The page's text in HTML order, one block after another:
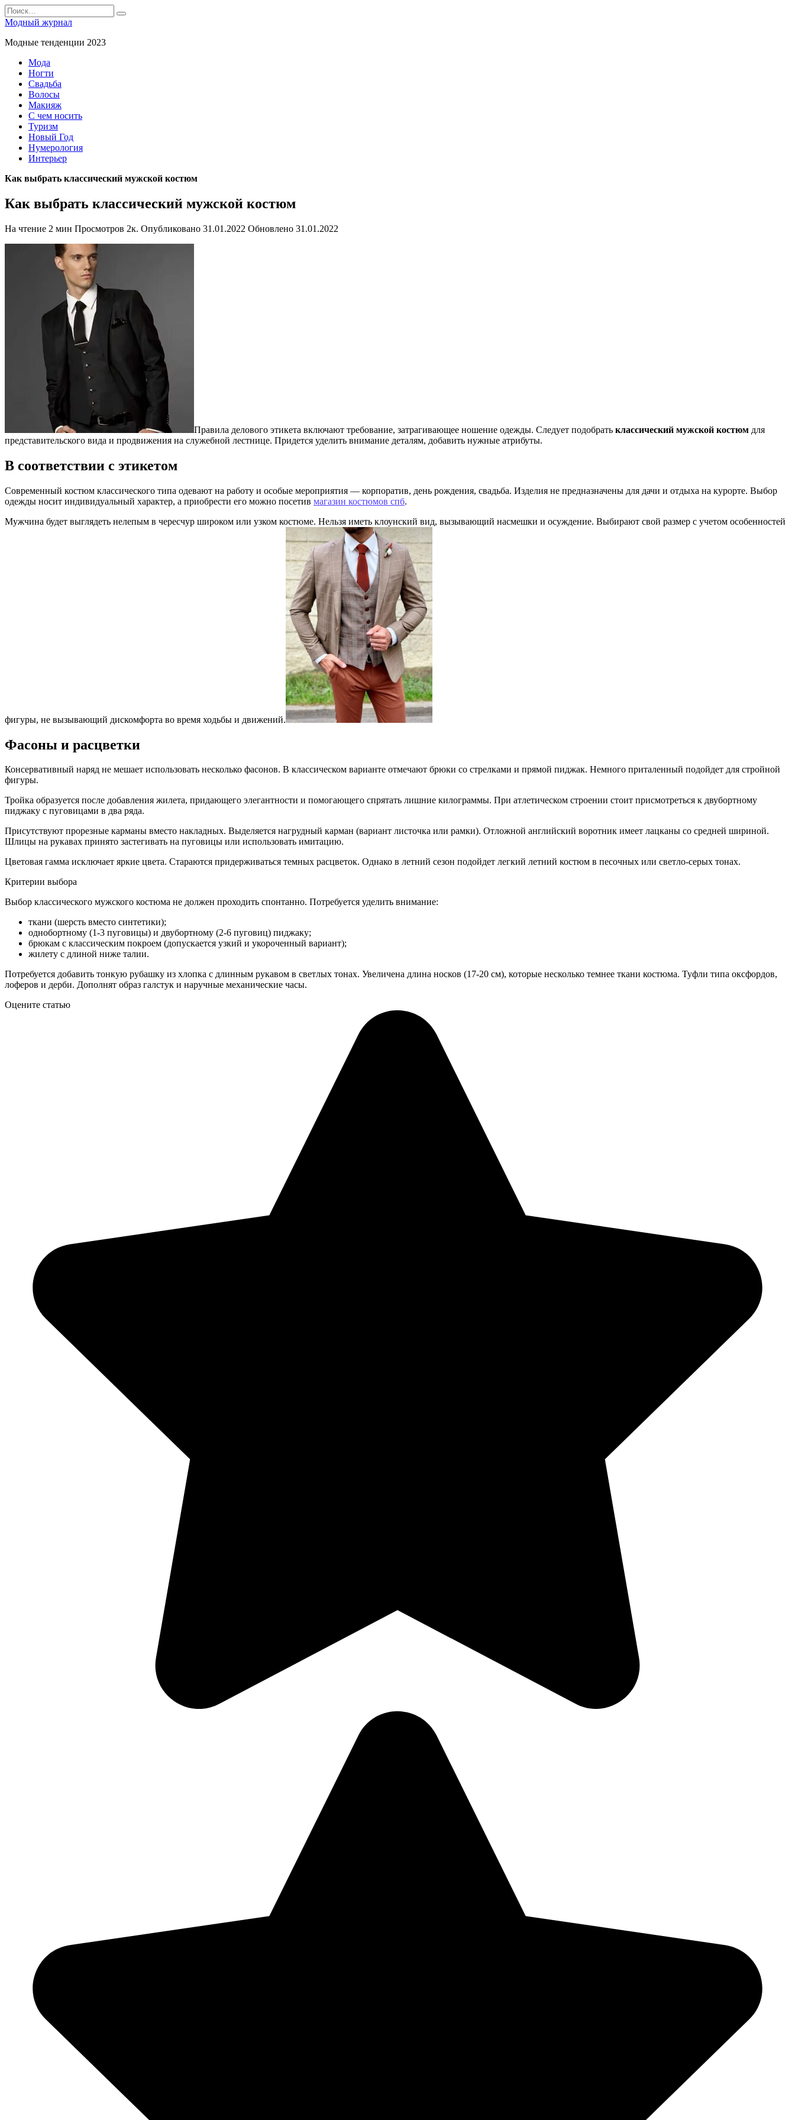
Перейти
к
содержанию
Search
for:
Модный журнал
Модные тенденции 2023
Мода
Ногти
Свадьба
Волосы
Макияж
С чем носить
Туризм
Новый Год
Нумерология
Интерьер
Как выбрать классический мужской костюм
Как выбрать классический мужской костюм
На чтение 2 мин Просмотров 2к. Опубликовано 31.01.2022 Обновлено 31.01.2022
Правила делового этикета включают требование, затрагивающее ношение одежды. Следует подобрать классический мужской костюм для
представительского вида и продвижения на служебной лестнице. Придется уделить внимание деталям, добавить нужные атрибуты.
В соответствии с этикетом
Современный костюм классического типа одевают на работу и особые мероприятия — корпоратив, день рождения, свадьба. Изделия не предназначены для дачи и отдыха на курорте. Выбор
одежды носит индивидуальный характер, а приобрести его можно посетив магазин костюмов спб.
Мужчина будет выглядеть нелепым в чересчур широком или узком костюме. Нельзя иметь клоунский вид, вызывающий насмешки и осуждение. Выбирают свой размер с учетом особенностей
фигуры, не вызывающий дискомфорта во время ходьбы и движений.
Фасоны и расцветки
Консервативный наряд не мешает использовать несколько фасонов. В классическом варианте отмечают брюки со стрелками и прямой пиджак. Немного приталенный подойдет для стройной
фигуры.
Тройка образуется после добавления жилета, придающего элегантности и помогающего спрятать лишние килограммы. При атлетическом строении стоит присмотреться к двубортному
пиджаку с пуговицами в два ряда.
Присутствуют прорезные карманы вместо накладных. Выделяется нагрудный карман (вариант листочка или рамки). Отложной английский воротник имеет лацканы со средней шириной.
Шлицы на рукавах принято застегивать на пуговицы или использовать имитацию.
Цветовая гамма исключает яркие цвета. Стараются придерживаться темных расцветок. Однако в летний сезон подойдет легкий летний костюм в песочных или светло-серых тонах.
Критерии выбора
Выбор классического мужского костюма не должен проходить спонтанно. Потребуется уделить внимание:
ткани (шерсть вместо синтетики);
однобортному (1-3 пуговицы) и двубортному (2-6 пуговиц) пиджаку;
брюкам с классическим покроем (допускается узкий и укороченный вариант);
жилету с длиной ниже талии.
Потребуется добавить тонкую рубашку из хлопка с длинным рукавом в светлых тонах. Увеличена длина носков (17-20 см), которые несколько темнее ткани костюма. Туфли типа оксфордов,
лоферов и дерби. Дополнят образ галстук и наручные механические часы.
Оцените статью